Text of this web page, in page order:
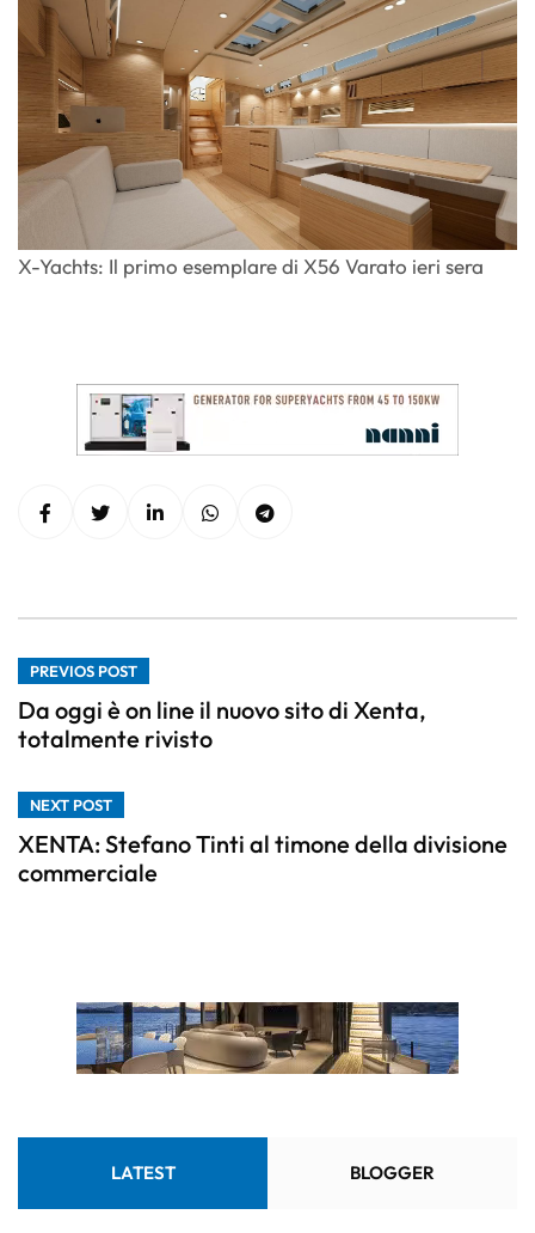
X-Yachts: Il primo esemplare di X56 Varato ieri sera
PREVIOS POST
Da oggi è on line il nuovo sito di Xenta,
totalmente rivisto
NEXT POST
XENTA: Stefano Tinti al timone della divisione
commerciale
LATEST BLOGGER